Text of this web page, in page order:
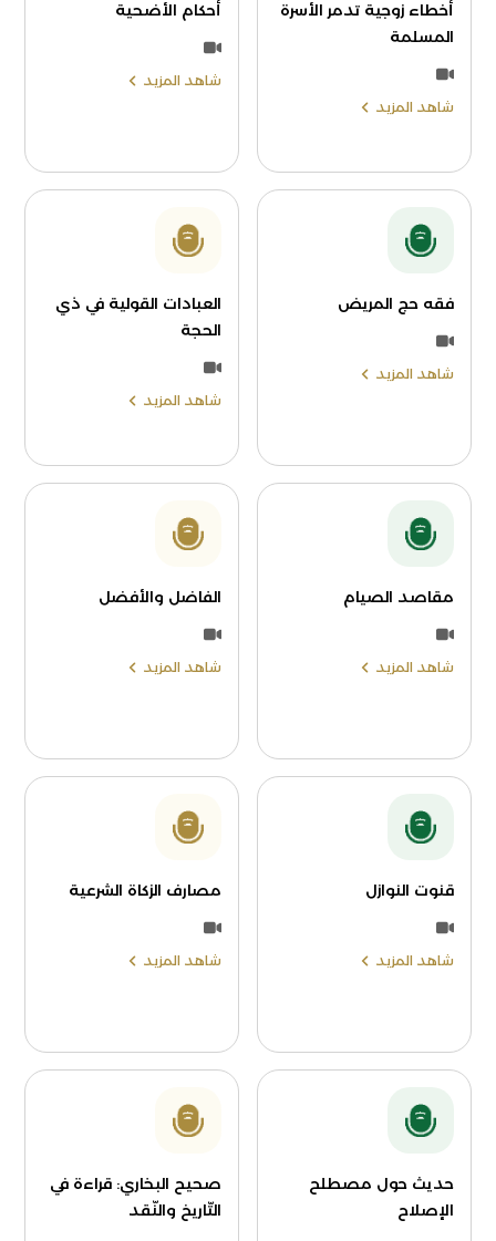
أخطاء زوجية تدمر الأسرة
المسلمة
شاهد المزيد
أحكام الأضحية
شاهد المزيد
فقه حج المريض
شاهد المزيد
العبادات القولية في ذي
الحجة
شاهد المزيد
مقاصد الصيام
شاهد المزيد
الفاضل والأفضل
شاهد المزيد
قنوت النوازل
شاهد المزيد
مصارف الزكاة الشرعية
شاهد المزيد
حديث حول مصطلح
الإصلاح
صحيح البخاري: قراءة في
التّاريخ والنّقد